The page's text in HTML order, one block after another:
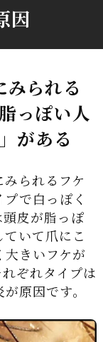
因
られる
っぽい人
がある
られるフケ
で白っぽく
皮が脂っぽ
いて爪にこ
大きいフケが
ぞれタイプは
原因です。